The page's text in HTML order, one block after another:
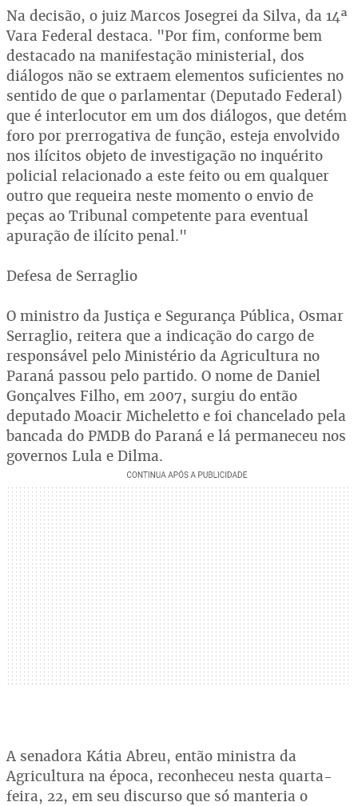
Na decisão, o juiz Marcos Josegrei da Silva, da 14ª
Vara Federal destaca. "Por fim, conforme bem
destacado na manifestação ministerial, dos
diálogos não se extraem elementos suficientes no
sentido de que o parlamentar (Deputado Federal)
que é interlocutor em um dos diálogos, que detém
foro por prerrogativa de função, esteja envolvido
nos ilícitos objeto de investigação no inquérito
policial relacionado a este feito ou em qualquer
outro que requeira neste momento o envio de
peças ao Tribunal competente para eventual
apuração de ilícito penal."
Defesa de Serraglio
O ministro da Justiça e Segurança Pública, Osmar
Serraglio, reitera que a indicação do cargo de
responsável pelo Ministério da Agricultura no
Paraná passou pelo partido. O nome de Daniel
Gonçalves Filho, em 2007, surgiu do então
deputado Moacir Micheletto e foi chancelado pela
bancada do PMDB do Paraná e lá permaneceu nos
governos Lula e Dilma.
A senadora Kátia Abreu, então ministra da
Agricultura na época, reconheceu nesta quarta-
feira, 22, em seu discurso que só manteria o